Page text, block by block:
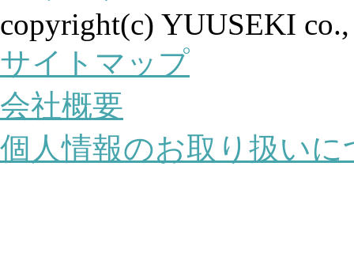
copyright(c) YUUSEKI
サイトマップ
会社概要
個人情報のお取り扱いに